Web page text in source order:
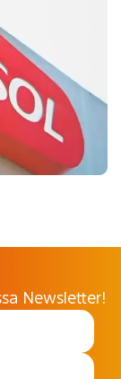
Newsletter!